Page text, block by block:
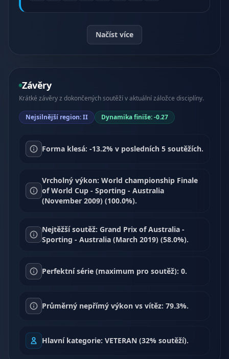
Načíst více
Závěry
Krátké závěry z dokončených soutěží v aktuální záložce disciplíny.
Nejsilnější region: II Dynamika finiše: -0.27
Forma klesá: -13.2% v posledních 5 soutěžích.
Vrcholný výkon: World championship Finale
of World Cup - Sporting - Australia
(November 2009) (100.0%).
Nejtěžší soutěž: Grand Prix of Australia -
Sporting - Australia (March 2019) (58.0%).
Perfektní série (maximum pro soutěž): 0.
Průměrný nepřímý výkon vs vítěz: 79.3%.
Hlavní kategorie: VETERAN (32% soutěží).